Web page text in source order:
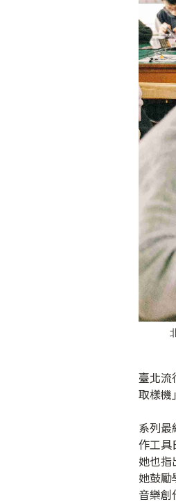
臺北流
取樣機
系列
作工具
她也指
她鼓
音樂創